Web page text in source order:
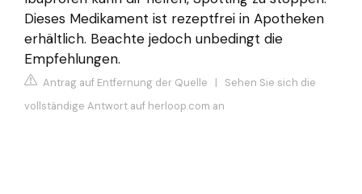
Dieses Medikament ist rezeptfrei in Apotheken
erhältlich. Beachte jedoch unbedingt die
Empfehlungen.
Antrag auf Entfernung der Quelle | Sehen Sie sich die
vollständige Antwort auf herloop.com an